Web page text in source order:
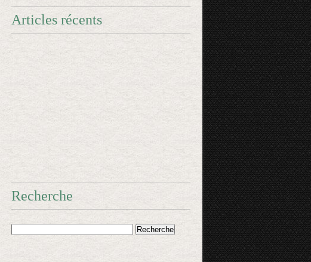
Articles récents
Recherche